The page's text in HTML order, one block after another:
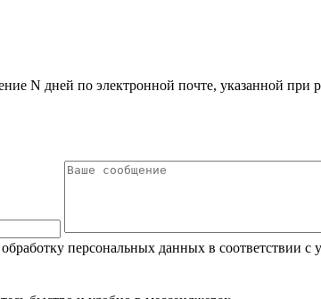
N дней по электронной почте, указанной при
персональных данных в соответствии с